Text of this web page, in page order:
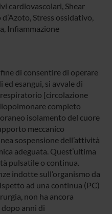
cardiovascolari, Shear
Stress ossidativo,
Infiammazione
di consentire di operare
esangui, si avvale di
[circolazione
completo
isolamento del cuore
meccanico
sospensione dell’attività
adeguata. Quest’ultima
pulsatile o continua.
indotte sull’organismo da
ad una continua (PC)
non ha ancora
anni di